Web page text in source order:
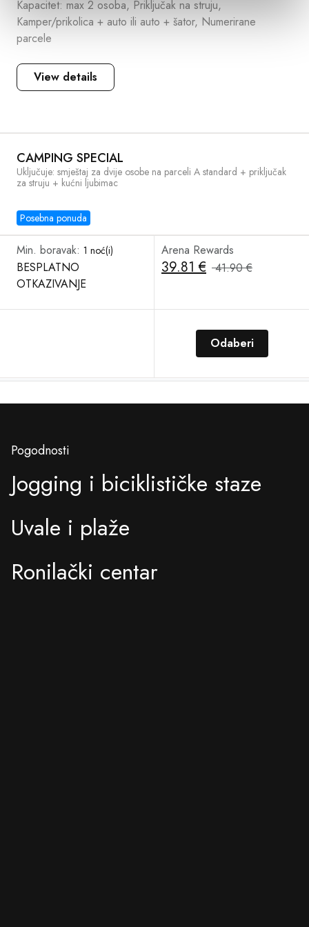
Kapacitet: max 2 osoba, Priključak na struju,
Kamper/prikolica + auto ili auto + šator, Numerirane
parcele
View details
CAMPING SPECIAL
Posebna ponuda
Uključuje: smještaj za dvije osobe na parceli A standard + priključak
za struju + kućni ljubimac
Min. boravak: 1 noć(i)
BESPLATNO
OTKAZIVANJE
Arena Rewards
39.81 € 41.90 €
Odaberi
Pogodnosti
Jogging i biciklističke staze
Uvale i plaže
Ronilački centar